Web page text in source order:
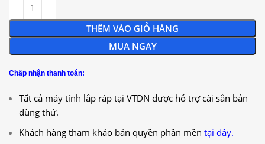
THÊM VÀO GIỎ HÀNG
MUA NGAY
Chấp nhận thanh toán:
Tất cả máy tính lắp ráp tại VTDN được hỗ trợ cài sẳn bản
dùng thử.
Khách hàng tham khảo bản quyền phần mền tại đây.